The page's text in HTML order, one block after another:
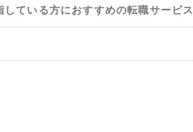
ている方におすすめの転職サービス